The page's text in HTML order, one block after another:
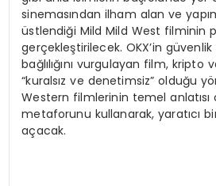
sinemasından ilham alan ve
üstlendiği Mild Mild West filminin
gerçekleştirilecek. OKX’in
bağlılığını vurgulayan film, kripto
“kuralsız ve denetimsiz” olduğu
Western filmlerinin temel anlatısı
metaforunu kullanarak, yaratıcı
açacak.